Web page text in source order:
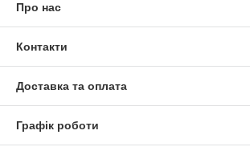
Про нас
Контакти
Доставка та оплата
Графік роботи